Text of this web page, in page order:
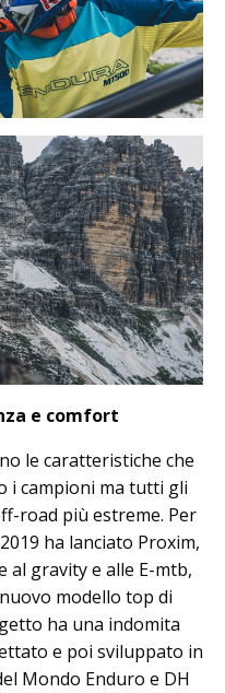
e comfort
le caratteristiche che
i campioni ma tutti gli
road più estreme. Per
ha lanciato Proxim,
al gravity e alle E-mtb,
modello top di
ha una indomita
e poi sviluppato in
Mondo Enduro e DH